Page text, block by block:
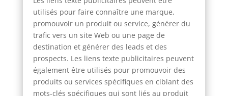
utilisés pour faire connaître une marque,
promouvoir un produit ou service, générer du
trafic vers un site Web ou une page de
destination et générer des leads et des
prospects. Les liens texte publicitaires peuvent
également être utilisés pour promouvoir des
produits ou services spécifiques en ciblant des
mots-clés spécifiques qui sont liés au produit